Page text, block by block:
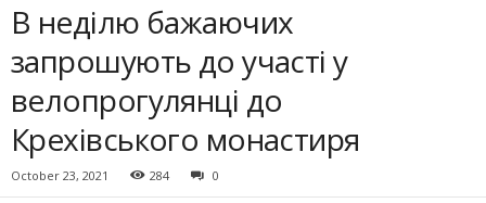
В неділю бажаючих
запрошують до участі у
велопрогулянці до
Крехівського монастиря
October 23, 2021 284 0